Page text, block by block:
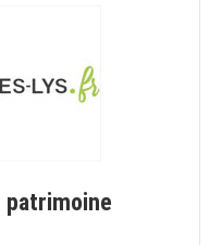
patrimoine